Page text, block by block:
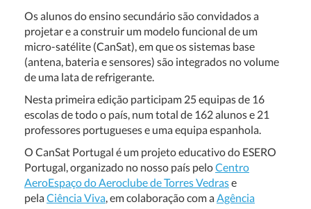
Os alunos do ensino secundário são convidados a
projetar e a construir um modelo funcional de um
micro-satélite (CanSat), em que os sistemas base
(antena, bateria e sensores) são integrados no volume
de uma lata de refrigerante.
Nesta primeira edição participam 25 equipas de 16
escolas de todo o país, num total de 162 alunos e 21
professores portugueses e uma equipa espanhola.
O CanSat Portugal é um projeto educativo do ESERO
Portugal, organizado no nosso país peloCentro
AeroEspaço do Aeroclube de Torres Vedrase
pela Ciência Viva, em colaboração com a Agência